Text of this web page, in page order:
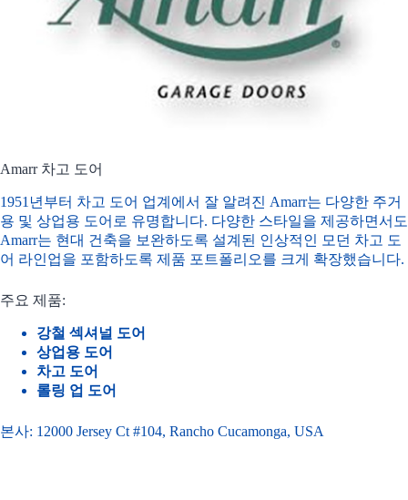
Amarr 차고 도어
1951년부터 차고 도어 업계에서 잘 알려진 Amarr는 다양한 주거
용 및 상업용 도어로 유명합니다. 다양한 스타일을 제공하면서도
Amarr는 현대 건축을 보완하도록 설계된 인상적인 모던 차고 도
어 라인업을 포함하도록 제품 포트폴리오를 크게 확장했습니다.
주요 제품:
강철 섹셔널 도어
상업용 도어
차고 도어
롤링 업 도어
본사: 12000 Jersey Ct #104, Rancho Cucamonga, USA